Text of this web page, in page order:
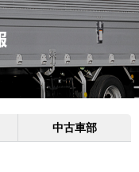
中古車部